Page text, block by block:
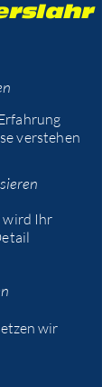
verstehen
wird Ihr
wir